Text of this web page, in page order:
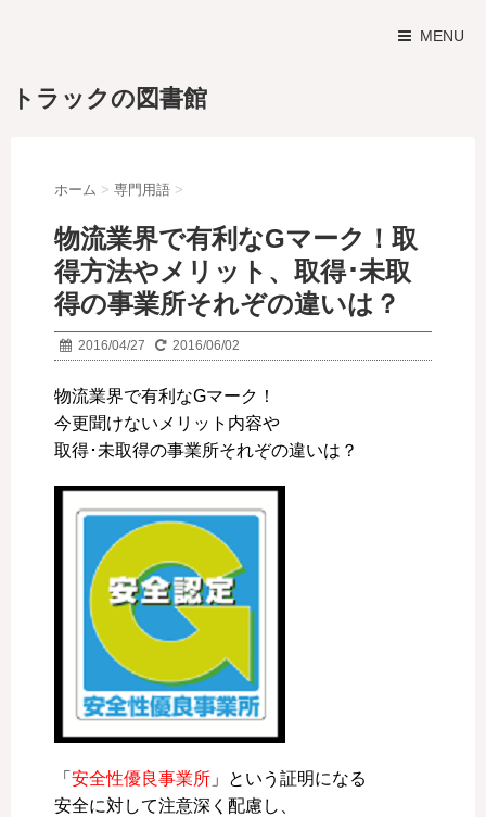
MENU
トラックの図書館
ホーム > 専門用語 >
物流業界で有利なGマーク！取
得方法やメリット、取得･未取
得の事業所それぞの違いは？
2016/04/27 2016/06/02
物流業界で有利なGマーク！
今更聞けないメリット内容や
取得･未取得の事業所それぞの違いは？
「 安全性優良事業所 」という証明になる
安全に対して注意深く配慮し、